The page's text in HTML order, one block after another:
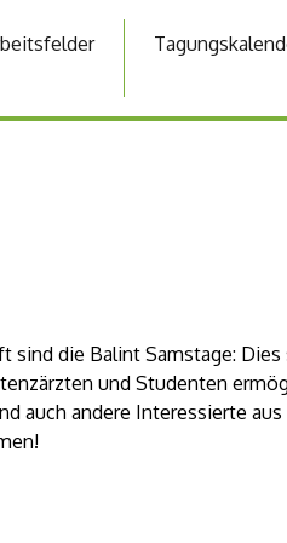
sind die Balint Samstage:
und Studenten
auch andere Interessierte